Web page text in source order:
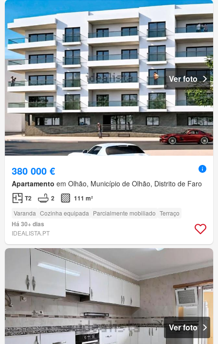
Ver foto
380 000 €
Apartamento em Olhão, Município de Olhão, Distrito de Faro
T2 2 111 m²
Varanda Cozinha equipada Parcialmente mobiliado Terraço
Há 30+ dias
IDEALISTA.PT
Ver foto